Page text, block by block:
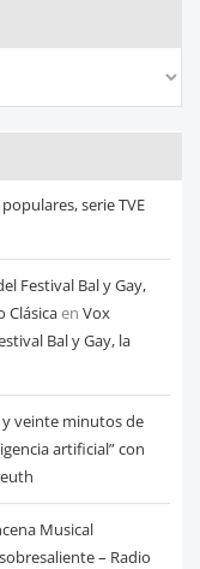
serie TVE
Festival Bal y Gay,
Clásicaen Vox
Bal y Gay, la
veinte minutos de
artificial” con
Musical
– Radio